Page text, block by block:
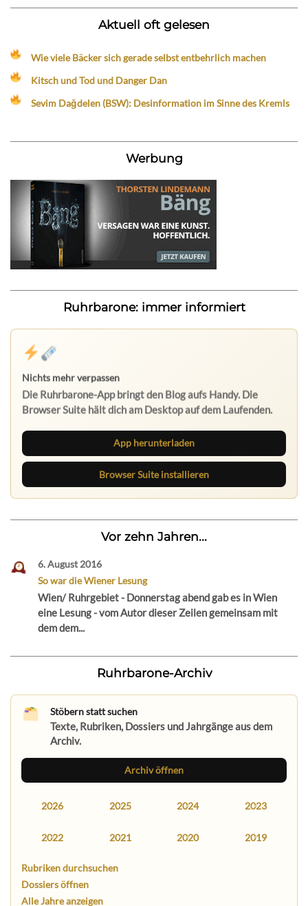
Aktuell oft gelesen
Wie viele Bäcker sich gerade selbst entbehrlich machen
Kitsch und Tod und Danger Dan
Sevim Dağdelen (BSW): Desinformation im Sinne des Kremls
Werbung
Ruhrbarone: immer informiert
Nichts mehr verpassen
Die Ruhrbarone-App bringt den Blog aufs Handy. Die
Browser Suite hält dich am Desktop auf dem Laufenden.
App herunterladen
Browser Suite installieren
Vor zehn Jahren...
6. August 2016
So war die Wiener Lesung
Wien/ Ruhrgebiet - Donnerstag abend gab es in Wien
eine Lesung - vom Autor dieser Zeilen gemeinsam mit
dem dem...
Ruhrbarone-Archiv
Stöbern statt suchen
Texte, Rubriken, Dossiers und Jahrgänge aus dem
Archiv.
Archiv öffnen
2026 2025 2024 2023
2022 2021 2020 2019
Rubriken durchsuchen
Dossiers öffnen
Alle Jahre anzeigen